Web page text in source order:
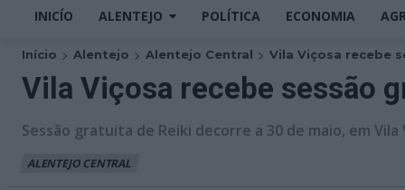
INICÍO ALENTEJO POLÍTICA ECONOMIA
Início Alentejo Alentejo Central Vila Viçosa recebe
Vila Viçosa recebe sessão
Sessão gratuita de Reiki decorre a 30 de maio, em
ALENTEJO CENTRAL